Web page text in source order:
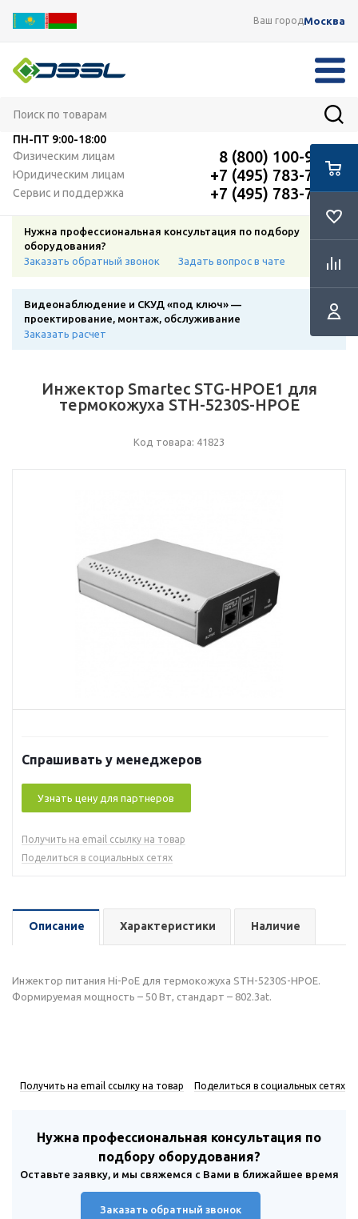
Ваш городМосква
ПН-ПТ 9:00-18:00
Физическим лицам
8 (800) 100-91-12
Юридическим лицам +7 (495) 783-72-87
Сервис и поддержка +7 (495) 783-72-87
Нужна профессиональная консультация по подбору
оборудования?
Заказать обратный звонок
Задать вопрос в чате
Видеонаблюдение и СКУД «под ключ» —
проектирование, монтаж, обслуживание
Заказать расчет
Инжектор Smartec STG-HPOE1 для
термокожуха STH-5230S-HPOE
Код товара: 41823
Спрашивать у менеджеров
Узнать цену для партнеров
Получить на email ссылку на товар
Поделиться в социальных сетях
Описание Характеристики Наличие
Инжектор питания Hi-PoE для термокожуха STH-5230S-HPOE.
Формируемая мощность – 50 Вт, стандарт – 802.3at.
Получить на email ссылку на товар Поделиться в социальных сетях
Нужна профессиональная консультация по
подбору оборудования?
Оставьте заявку, и мы свяжемся с Вами в ближайшее время
Заказать обратный звонок